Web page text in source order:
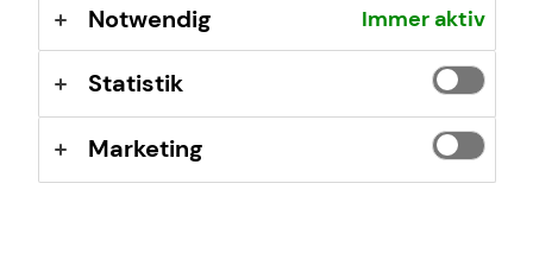
16321 Bernau bei Berlin
Registrierungsnummer: D-F-148-A1HG-70
Berufsbezeichnung: Finanzanlagenvermittler nach § 34f
Abs. 1 Satz 1 Nr. 1 GewO Bundesrepublik Deutschland
Berufsrechtliche Regelungen: § 34 f Gewerbeordnung
Notwendig Immer aktiv
Statistik
Marketing